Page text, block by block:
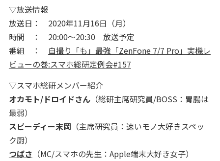
▽放送情報
放送日： 2020年11月16日（月）
時間 ： 20:00～20:30 放送予定
番組 ： 自撮り「も」最強「ZenFone 7/7 Pro」実機レ
ビューの巻:スマホ総研定例会#157
▽スマホ総研メンバー紹介
オカモト/ドロイドさん（総研主席研究員/BOSS：胃腸は
最弱）
スピーディー末岡 （主席研究員：速いモノ大好きスペッ
ク厨）
つばさ （MC/スマホの先生：Apple端末大好き女子）